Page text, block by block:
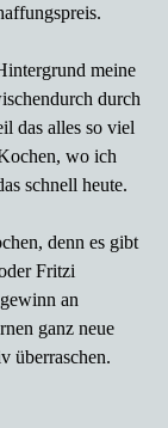
meine
durch
das alles so viel
wo ich
schnell heute.
denn es gibt
Fritzi
an
ganz neue
überraschen.